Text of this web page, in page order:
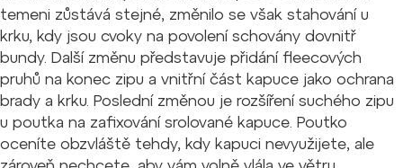
temeni zůstává stejné, změnilo se však stahování u
krku, kdy jsou cvoky na povolení schovány dovnitř
bundy. Další změnu představuje přidání fleecových
pruhů na konec zipu a vnitřní část kapuce jako ochrana
brady a krku. Poslední změnou je rozšíření suchého zipu
u poutka na zafixování srolované kapuce. Poutko
oceníte obzvláště tehdy, kdy kapuci nevyužijete, ale